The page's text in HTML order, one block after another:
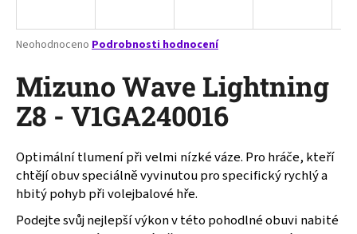
Průměrné
produktu
je
0,0
z
hvězdiček.
Neohodnoceno Podrobnosti hodnocení
Mizuno Wave Lightning
Z8 - V1GA240016
Optimální tlumení při velmi nízké váze. Pro hráče, kteří
chtějí obuv speciálně vyvinutou pro specifický rychlý a
hbitý pohyb při volejbalové hře.
Podejte svůj nejlepší výkon v této pohodlné obuvi nabité
j
t
?
HLEDAT